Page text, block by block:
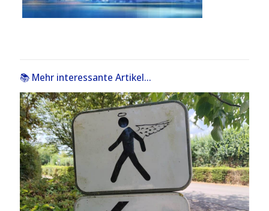
📚 Mehr interessante Artikel...